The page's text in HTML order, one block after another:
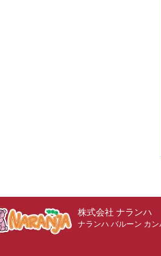
株式会社 ナランハ
ナランハ バルーン カ